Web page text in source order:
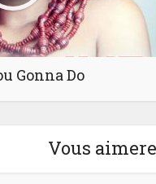
Gonna Do
Vous